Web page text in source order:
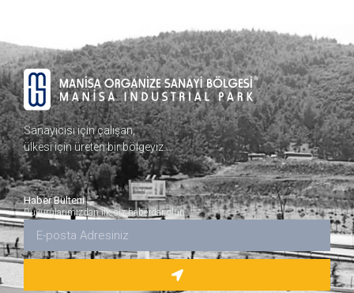
Sanayicisi için çalışan,
ülkesi için üreten bir bölgeyiz…
Haber Bülteni
Duyurularımızdan ilk siz haberdar olun.